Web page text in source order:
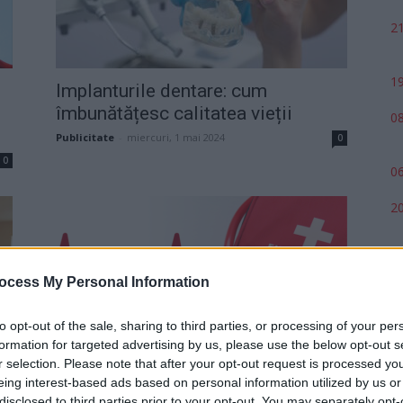
My Personal Information
opt-out of the sale, sharing to third parties, or processing of your
for targeted advertising by us, please use the below opt-out
selection. Please note that after your opt-out request is processed
interest-based ads based on personal information utilized by us
0
Implanturile dentare: cum
îmbunătățesc calitatea vieții
Publicitate miercuri, 1 mai 2024 0
Descoperă cum un smartwatch îți
poate salva viața! Top 5 funcții...